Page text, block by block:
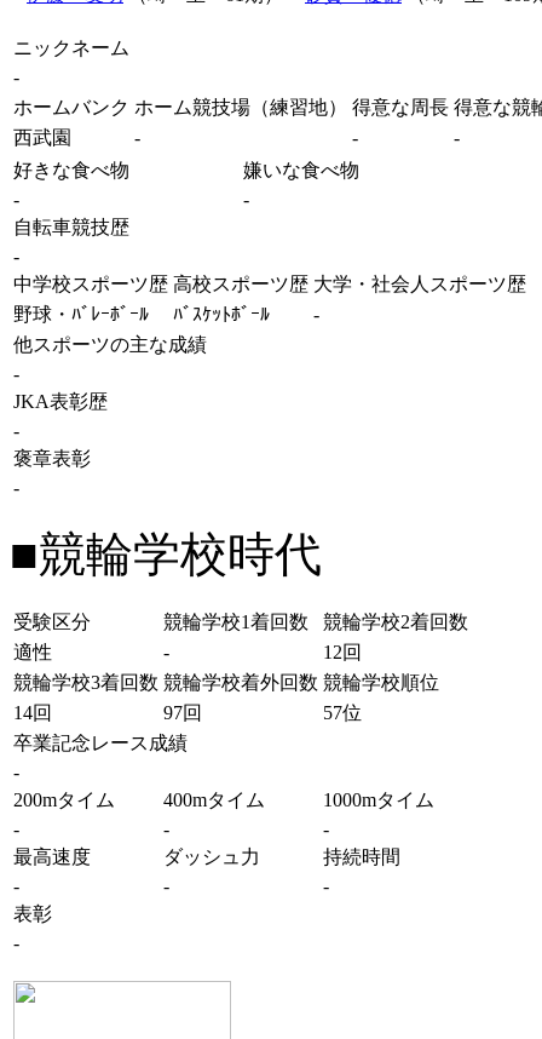
ニックネーム
-
ホームバンク ホーム競技場（練習地） 得意な周長 得意な競
西武園
- -
-
好きな食べ物
嫌いな食べ物
-
-
自転車競技歴
-
中学校スポーツ歴 高校スポーツ歴 大学・社会人スポーツ歴
野球・ﾊﾞﾚｰﾎﾞｰﾙ
ﾊﾞｽｹｯﾄﾎﾞｰﾙ
-
他スポーツの主な成績
-
JKA表彰歴
-
褒章表彰
-
■競輪学校時代
受験区分 競輪学校1着回数
競輪学校2着回数
適性
-
12回
競輪学校3着回数 競輪学校着外回数 競輪学校順位
14回
97回
57位
卒業記念レース成績
-
200mタイム
400mタイム
1000mタイム
-
-
-
最高速度
ダッシュ力
持続時間
-
-
-
表彰
-